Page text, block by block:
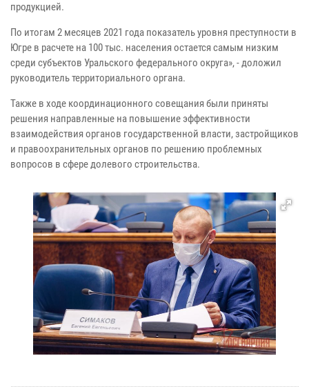
продукцией.
По итогам 2 месяцев 2021 года показатель уровня преступности в
Югре в расчете на 100 тыс. населения остается самым низким
среди субъектов Уральского федерального округа», - доложил
руководитель территориального органа.
Также в ходе координационного совещания были приняты
решения направленные на повышение эффективности
взаимодействия органов государственной власти, застройщиков
и правоохранительных органов по решению проблемных
вопросов в сфере долевого строительства.